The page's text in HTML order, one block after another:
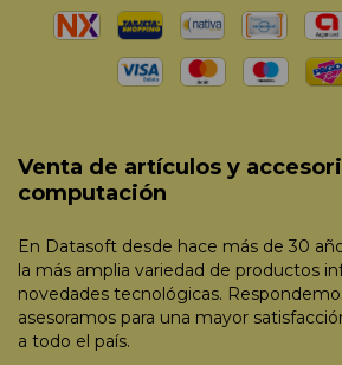
Venta de artículos y
computación
En Datasoft desde hace más de 30
la más amplia variedad de productos
novedades tecnológicas.
asesoramos para una mayor
a todo el país.